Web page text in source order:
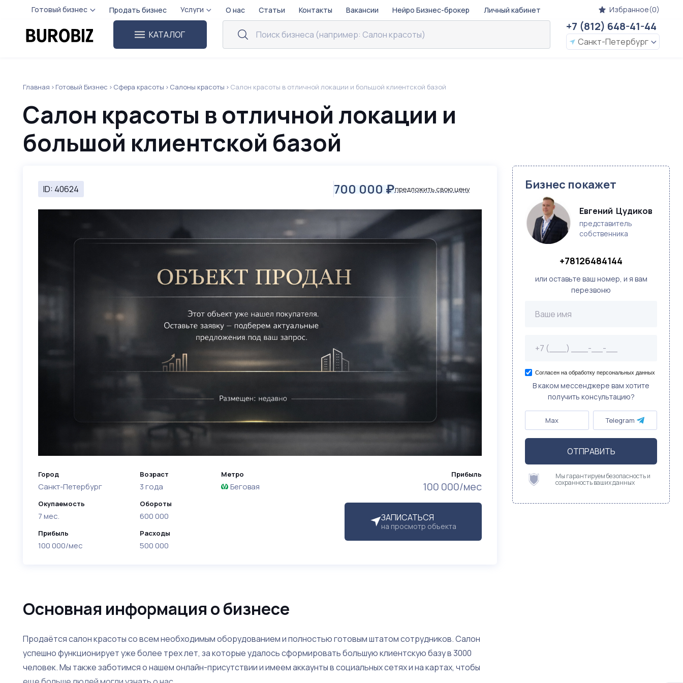
Готовый бизнес Продать бизнес Услуги О нас Статьи Контакты Вакансии Нейро Бизнес-брокер Личный кабинет Избранное(0)
КАТАЛОГ
+7 (812) 648-41-44
Санкт-Петербург
Главная Готовый Бизнес Сфера красоты Салоны красоты Салон красоты в отличной локации и большой клиентской базой
Салон красоты в отличной локации и
большой клиентской базой
ID: 40624 700 000 ₽предложить свою цену
Прибыль
100 000/мес
ЗАПИСАТЬСЯ
на просмотр объекта
Город
Санкт-Петербург
Окупаемость
7 мес.
Прибыль
100 000/мес
Возраст
3 года
Обороты
600 000
Расходы
500 000
Метро
Беговая
Основная информация о бизнесе
Продаётся салон красоты со всем необходимым оборудованием и полностью готовым штатом сотрудников. Салон
успешно функционирует уже более трех лет, за которые удалось сформировать большую клиентскую базу в 3000
человек. Мы также заботимся о нашем онлайн-присутствии и имеем аккаунты в социальных сетях и на картах, чтобы
Бизнес покажет
Евгений  Цудиков
представитель
собственника
+78126484144
или оставьте ваш номер, и я вам
перезвоню
Согласен на обработку персональных данных
В каком мессенджере вам хотите
получить консультацию?
Max Telegram
ОТПРАВИТЬ
Мы гарантируем безопасность и
сохранность ваших данных